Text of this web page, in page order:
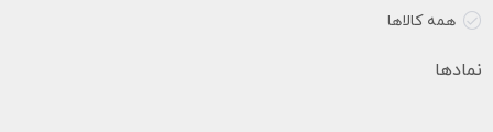
همه کالاها
نمادها